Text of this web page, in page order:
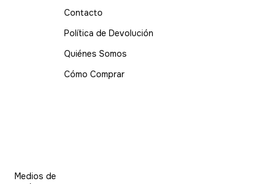
Contacto
Política de Devolución
Quiénes Somos
Cómo Comprar
Medios de